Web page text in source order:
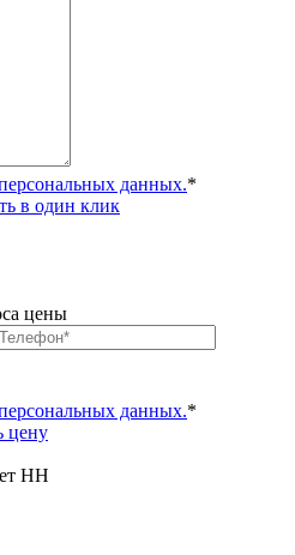
данных.*
в один клик
цены
данных.*
цену
НН